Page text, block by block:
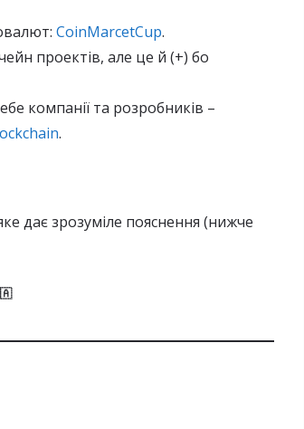
CoinMarcetCup.
проектів, але це й (+) бо
компанії та розробників –
.
дає зрозуміле пояснення (нижче